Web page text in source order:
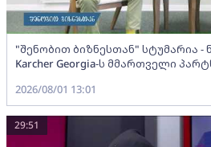
"შენობით ბიზნესთან" სტუმარია
Karcher Georgia-ს მმართველი
2026/08/01 13:01
29:51